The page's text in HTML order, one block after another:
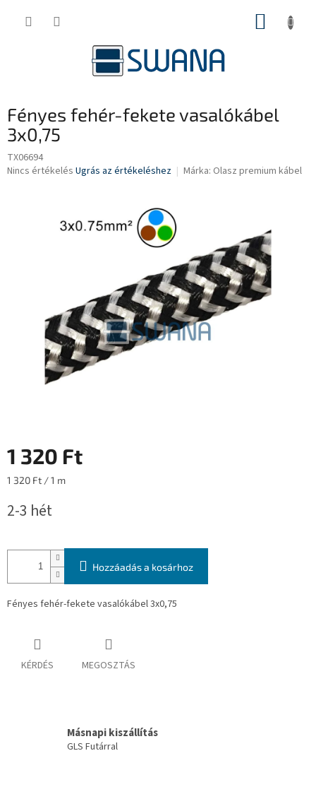
KOSÁR
Fényes fehér-fekete vasalókábel
3x0,75
TX06694
A
Nincs értékelés Ugrás az értékeléshez Márka: Olasz premium kábel
1 320 Ft
Egységár:
1 320 Ft / 1 m
2-3 hét
Hozzáadás a kosárhoz
Fényes fehér-fekete vasalókábel 3x0,75
KÉRDÉS MEGOSZTÁS
Másnapi kiszállítás
GLS Futárral